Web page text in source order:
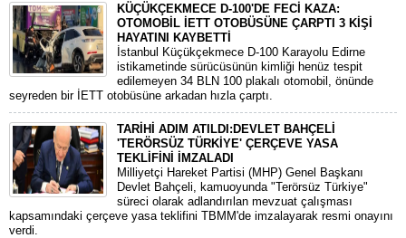
KÜÇÜKÇEKMECE D-100'DE FECİ KAZA:
OTOMOBİL İETT OTOBÜSÜNE ÇARPTI 3 KİŞİ
HAYATINI KAYBETTİ
​İstanbul Küçükçekmece D-100 Karayolu Edirne
istikametinde sürücüsünün kimliği henüz tespit
edilemeyen 34 BLN 100 plakalı otomobil, önünde
seyreden bir İETT otobüsüne arkadan hızla çarptı.
TARİHİ ADIM ATILDI:DEVLET BAHÇELİ
'TERÖRSÜZ TÜRKİYE' ÇERÇEVE YASA
TEKLİFİNİ İMZALADI
​Milliyetçi Hareket Partisi (MHP) Genel Başkanı
Devlet Bahçeli, kamuoyunda "Terörsüz Türkiye"
süreci olarak adlandırılan mevzuat çalışması
kapsamındaki çerçeve yasa teklifini TBMM'de imzalayarak resmi onayını
verdi.